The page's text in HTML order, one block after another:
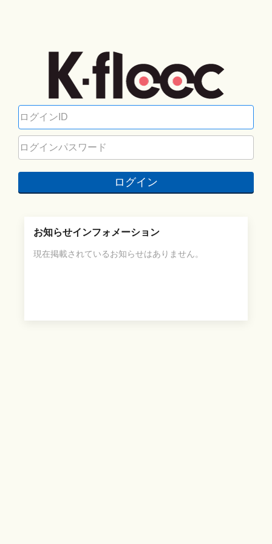
ログイン
お知らせインフォメーション
現在掲載されているお知らせはありません。